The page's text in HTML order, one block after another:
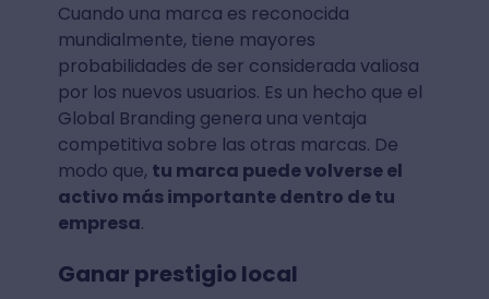
Cuando una marca es reconocida
mundialmente, tiene mayores
probabilidades de ser considerada valiosa
por los nuevos usuarios. Es un hecho que el
Global Branding genera una ventaja
competitiva sobre las otras marcas. De
modo que, tu marca puede volverse el
activo más importante dentro de tu
empresa.
Ganar prestigio local